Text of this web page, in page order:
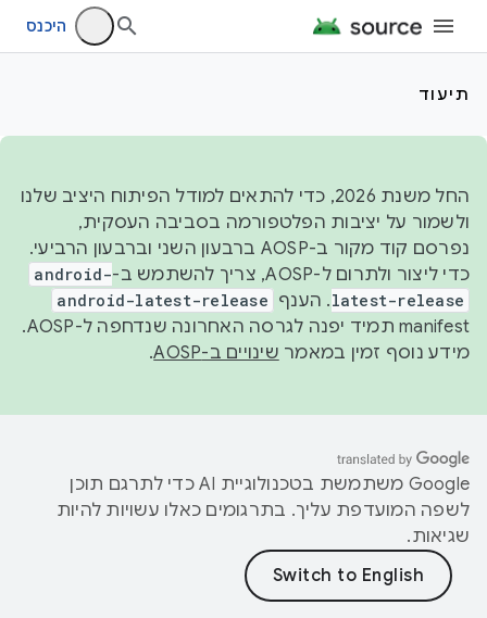
היכנס
תיעוד
החל משנת 2026, כדי להתאים למודל הפיתוח היציב שלנו
ולשמור על יציבות הפלטפורמה בסביבה העסקית,
נפרסם קוד מקור ב-AOSP ברבעון השני וברבעון הרביעי.
כדי ליצור ולתרום ל-AOSP, צריך להשתמש ב-
android-
latest-release. הענף android-latest-release
manifest תמיד יפנה לגרסה האחרונה שנדחפה ל-AOSP.
מידע נוסף זמין במאמר שינויים ב-AOSP .
‫Google משתמשת בטכנולוגיית AI כדי לתרגם תוכן
לשפה המועדפת עליך. בתרגומים כאלו עשויות להיות
שגיאות.